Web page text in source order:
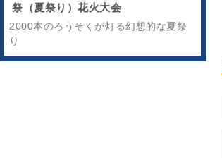
祭（夏祭り）花火大会
2000本のろうそくが灯る幻想的な夏祭
り